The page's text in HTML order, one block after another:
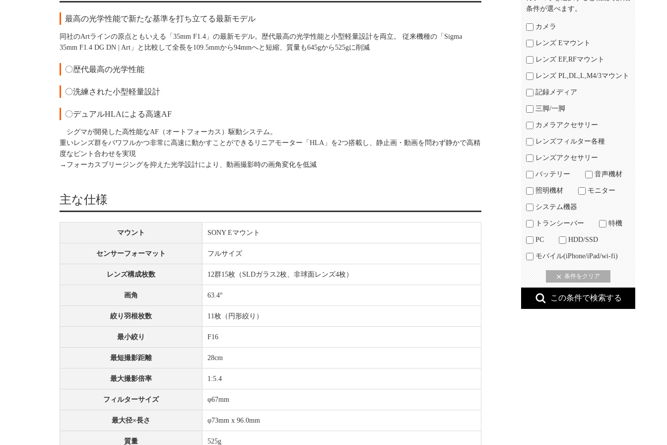
最高の光学性能で新たな基準を打ち立てる最新モデル
同社のArtラインの原点ともいえる「35mm F1.4」の最新モデル。歴代最高の光学性能と小型軽量設計を両立。 従来機種の「Sigma
35mm F1.4 DG DN | Art」と比較して全長を109.5mmから94mmへと短縮、質量も645gから525gに削減
〇歴代最高の光学性能
〇洗練された小型軽量設計
〇デュアルHLAによる高速AF
シグマが開発した高性能なAF（オートフォーカス）駆動システム。
重いレンズ群をパワフルかつ非常に高速に動かすことができるリニアモーター「HLA」を2つ搭載し、静止画・動画を問わず静かで高精
度なピント合わせを実現
→フォーカスブリージングを抑えた光学設計により、動画撮影時の画角変化を低減
主な仕様
マウント SONY Eマウント
センサーフォーマット フルサイズ
レンズ構成枚数 12群15枚（SLDガラス2枚、非球面レンズ4枚）
画角 63.4°
絞り羽根枚数 11枚（円形絞り）
最小絞り F16
最短撮影距離 28cm
最大撮影倍率 1:5.4
フィルターサイズ φ67mm
最大径×長さ φ73mm x 96.0mm
質量 525g
条件が選べます。
カメラ
レンズ Eマウント
レンズ EF,RFマウント
レンズ PL,DL,L,M4/3マウント
記録メディア
三脚/一脚
カメラアクセサリー
レンズフィルター各種
レンズアクセサリー
バッテリー 音声機材
照明機材 モニター
システム機器
トランシーバー 特機
PC HDD/SSD
モバイル(iPhone/iPad/wi-fi)